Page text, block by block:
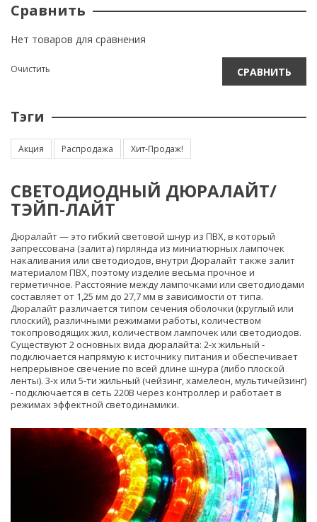
Сравнить
Нет товаров для сравнения
Очистить СРАВНИТЬ
Тэги
Акция Распродажа Хит-Продаж!
СВЕТОДИОДНЫЙ ДЮРАЛАЙТ/
ТЭЙП-ЛАЙТ
Дюралайт — это гибкий световой шнур из ПВХ, в который
запрессована (залита) гирлянда из миниатюрных лампочек
накаливания или светодиодов, внутри Дюралайт также залит
материалом ПВХ, поэтому изделие весьма прочное и
герметичное. Расстояние между лампочками или светодиодами
составляет от 1,25 мм до 27,7 мм в зависимости от типа.
Дюралайт различается типом сечения оболочки (круглый или
плоский), различными режимами работы, количеством
токопроводящих жил, количеством лампочек или светодиодов.
Существуют 2 основных вида дюралайта: 2-х жильный -
подключается напрямую к источнику питания и обеспечивает
непрерывное свечение по всей длине шнура (либо плоской
ленты). 3-х или 5-ти жильный (чейзинг, хамелеон, мультичейзинг)
- подключается в сеть 220В через контроллер и работает в
режимах эффектной светодинамики.